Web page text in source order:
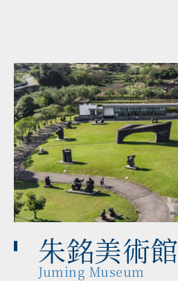
朱銘美術館
Juming Museum